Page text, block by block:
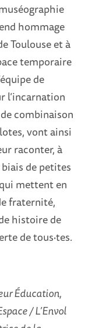
hommage
Toulouse et à
temporaire
de
l’incarnation
combinaison
vont ainsi
raconter, à
de petites
mettent en
fraternité,
histoire de
de tous·tes.
Éducation,
/ L’Envol